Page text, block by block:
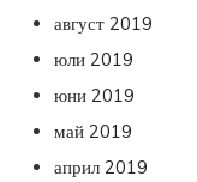
август 2019
юли 2019
юни 2019
май 2019
април 2019